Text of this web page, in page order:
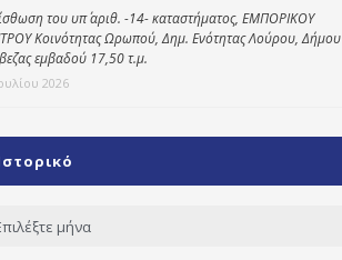
του υπ΄ αριθ. -14- καταστήματος, ΕΜΠΟΡΙΚΟΥ
Κοινότητας Ωρωπού, Δημ. Ενότητας Λούρου, Δήμου
εμβαδού 17,50 τ.μ.
2026